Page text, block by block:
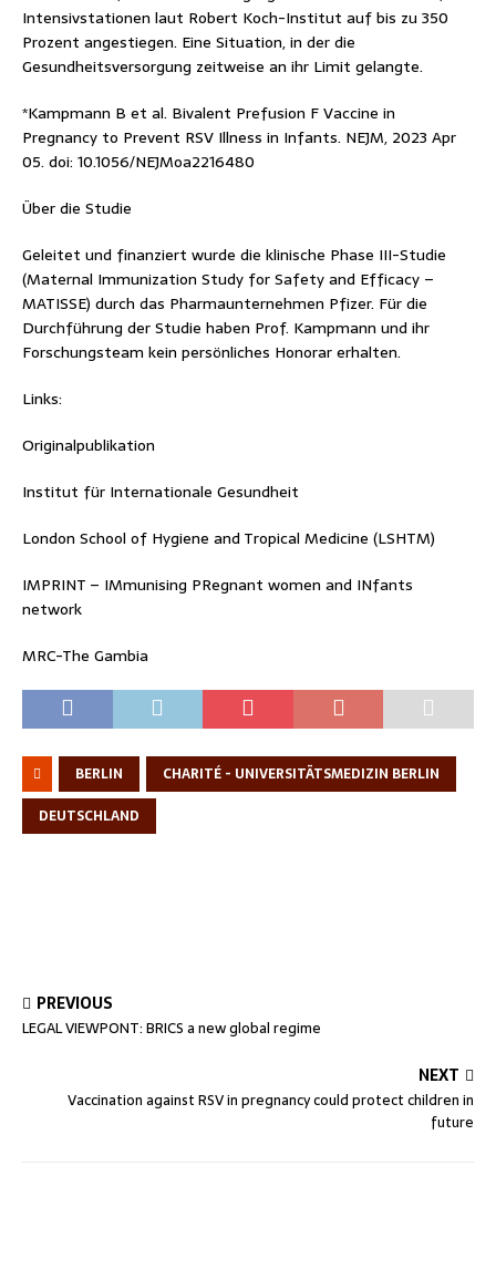
Intensivstationen laut Robert Koch-Institut auf bis zu 350
Prozent angestiegen. Eine Situation, in der die
Gesundheitsversorgung zeitweise an ihr Limit gelangte.
*Kampmann B et al. Bivalent Prefusion F Vaccine in
Pregnancy to Prevent RSV Illness in Infants. NEJM, 2023 Apr
05. doi: 10.1056/NEJMoa2216480
Über die Studie
Geleitet und finanziert wurde die klinische Phase III-Studie
(Maternal Immunization Study for Safety and Efficacy –
MATISSE) durch das Pharmaunternehmen Pfizer. Für die
Durchführung der Studie haben Prof. Kampmann und ihr
Forschungsteam kein persönliches Honorar erhalten.
Links:
Originalpublikation
Institut für Internationale Gesundheit
London School of Hygiene and Tropical Medicine (LSHTM)
IMPRINT – IMmunising PRegnant women and INfants
network
MRC-The Gambia
BERLIN
CHARITÉ - UNIVERSITÄTSMEDIZIN BERLIN
DEUTSCHLAND
PREVIOUS
LEGAL VIEWPONT: BRICS a new global regime
NEXT
Vaccination against RSV in pregnancy could protect children in
future